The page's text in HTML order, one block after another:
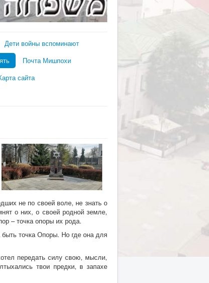
Дети войны вспоминают
Почта Мишпохи
сайта
не по своей воле, не знать о
о них, о своей родной земле,
– точка опоры их рода.
точка Опоры. Но где она для
передать силу свою, мысли,
твои предки, в запахе